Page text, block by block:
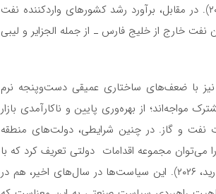
قطر به‌ترتیب ۸.۶، ۶.۴ و ۵.۷ واحد درصد کاهش یابد (بانک جهانی، ۲۰۲۶). در مقابل، برآورد رشد کشورهای واردکننده نفت
نفت خارج از خلیج فارس ـ از جمله الجزایر و لیبی
نیز با ضعف‌های ساختاری عمیقی دست‌وپنجه نرم
از بهره‌وری پایین و ناکارآمدی بازار
و گاز. در چنین شرایطی، دولت‌های منطقه
مجموعه اقدامات دولتی تعریف کرد که با
هدف تقویت فعالیت‌های اقتصادی راهبردی طراحی می‌شوند (فرناندز و رید، ۲۰۲۶). این سیاست‌ها در سال‌های اخیر، هم در